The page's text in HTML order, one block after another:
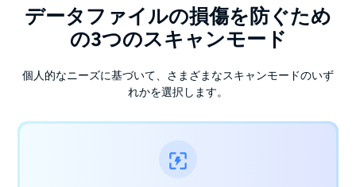
データファイルの損傷を防ぐため
の3つのスキャンモード
個人的なニーズに基づいて、さまざまなスキャンモードのいず
れかを選択します。